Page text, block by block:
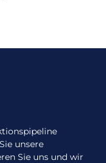
unsere
Sie uns und wir